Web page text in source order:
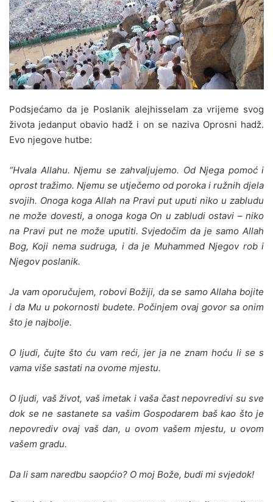
Podsjećamo da je Poslanik alejhisselam za vrijeme svog
života jedanput obavio hadž i on se naziva Oprosni hadž.
Evo njegove hutbe:
“Hvala Allahu. Njemu se zahvaljujemo. Od Njega po­moć i
oprost tražimo. Njemu se utječemo od poroka i ruž­nih djela
svojih. Onoga koga Allah na Pravi put uputi ­niko u zabludu
ne može dovesti, a onoga koga On u zablu­di ostavi – niko
na Pravi put ne može uputiti. Svjedočim da je samo Allah
Bog, Koji nema sudruga, i da je Muhammed Njegov rob i
Njegov poslanik.
Ja vam oporučujem, robovi Božiji, da se samo Allaha bojite
i da Mu u pokornosti budete. Počinjem ovaj govor sa onim
što je najbolje.
O ljudi, čujte što ću vam reći, jer ja ne znam hoću li se s
vama više sastati na ovome mjestu.
O ljudi, vaš život, vaš imetak i vaša čast nepovredivi su sve
dok se ne sastanete sa vašim Gospodarem baš kao što je
nepovrediv ovaj vaš dan, u ovom vašem mjestu, u ovom
vašem gradu.
Da li sam naredbu saopćio? O moj Bože, budi mi svjedok!